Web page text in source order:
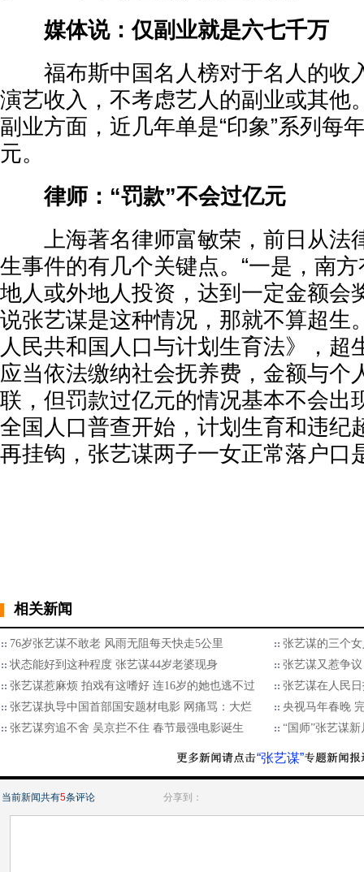
媒体说：仅副业就是六七千万
福布斯中国名人榜对于名人的收
演艺收入，不考虑艺人的副业或其他
副业方面，近几年单是“印象”系列每
元。
律师：“罚款”不会过亿元
上海著名律师富敏荣，前日从法
生事件的有几个关键点。“一是，南
地人或外地人投资，达到一定金额会
说张艺谋是这种情况，那就不算超生
人民共和国人口与计划生育法》，超
应当依法缴纳社会抚养费，金额与个
联，但罚款过亿元的情况基本不会出
全国人口普查开始，计划生育和违纪
再挂钩，张艺谋两子一女正常落户口
相关新闻
76岁张艺谋不敢老 风雨无阻每天快走5公里
张艺谋的三个
状态能好到这种程度 张艺谋44岁老婆现身
张艺谋又惹争
张艺谋惹麻烦 拍戏有这嗜好 连16岁的她也逃不过
张艺谋在人民
张艺谋执导中国首部国安题材电影 网痛骂：大烂
央视马年春晚
张艺谋穷追不舍 吴京拦不住 春节最强电影诞生
“国师”张艺谋
“张艺谋”
当前新闻共有5条评论 分享到：